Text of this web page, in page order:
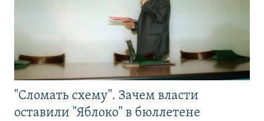
"Сломать схему". Зачем власти
оставили "Яблоко" в бюллетене